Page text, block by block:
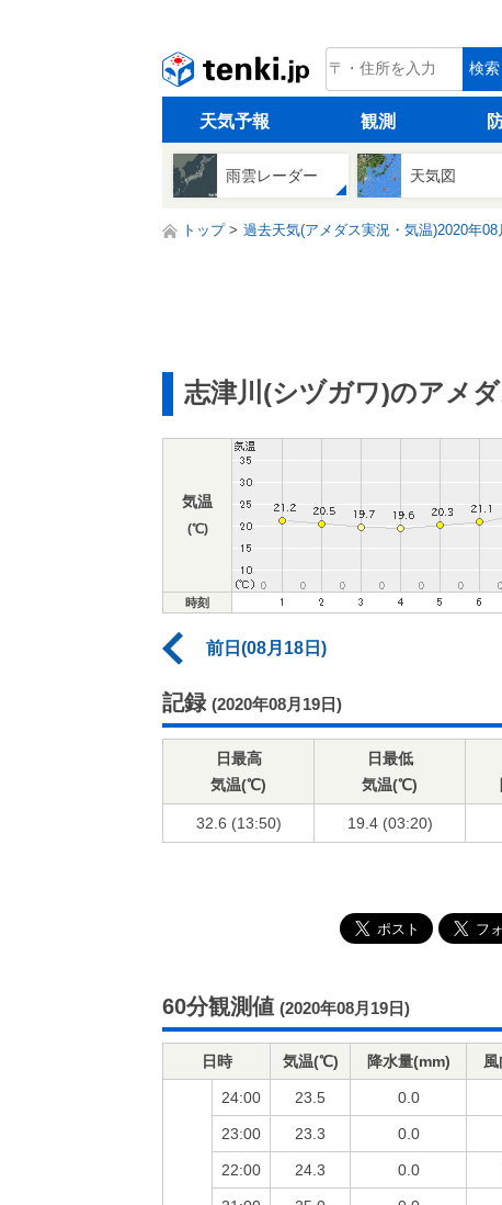
tenki.jp 検索
天気予報 観測
雨雲レーダー 天気図
トップ 過去天気(アメダス実況・気温)2020年08
志津川(シヅガワ)のアメ
気温
(℃)
時刻
前日(08月18日)
記録 (2020年08月19日)
日最高
気温(℃)
日最低
気温(℃)
32.6 (13:50) 19.4 (03:20)
60分観測値 (2020年08月19日)
日時 気温(℃) 降水量(mm)
24:00 23.5 0.0
23:00 23.3 0.0
22:00 24.3 0.0